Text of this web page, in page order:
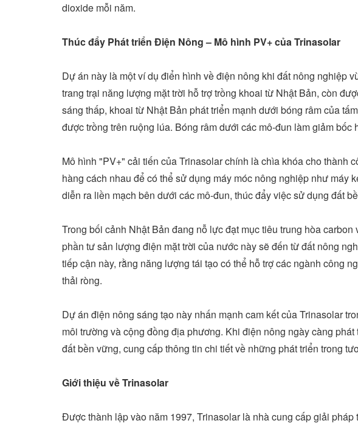
dioxide mỗi năm.
Thúc đẩy Phát triển Điện Nông – Mô hình PV+ của Trinasolar
Dự án này là một ví dụ điển hình về điện nông khi đất nông nghiệp
trang trại năng lượng mặt trời hỗ trợ trồng khoai từ Nhật Bản, còn
sáng thấp, khoai từ Nhật Bản phát triển mạnh dưới bóng râm của
được trồng trên ruộng lúa. Bóng râm dưới các mô-đun làm giảm
Mô hình "PV+" cải tiến của Trinasolar chính là chìa khóa cho thành
hàng cách nhau để có thể sử dụng máy móc nông nghiệp như máy
diễn ra liền mạch bên dưới các mô-đun, thúc đẩy việc sử dụng đất
Trong bối cảnh Nhật Bản đang nỗ lực đạt mục tiêu trung hòa
phần tư sản lượng điện mặt trời của nước này sẽ đến từ đất nông
tiếp cận này, rằng năng lượng tái tạo có thể hỗ trợ các ngành công
thải ròng.
Dự án điện nông sáng tạo này nhấn mạnh cam kết của Trinasolar
môi trường và cộng đồng địa phương. Khi điện nông ngày càng
đất bền vững, cung cấp thông tin chi tiết về những phát triển trong
Giới thiệu về Trinasolar
Được thành lập vào năm 1997, Trinasolar là nhà cung cấp giải